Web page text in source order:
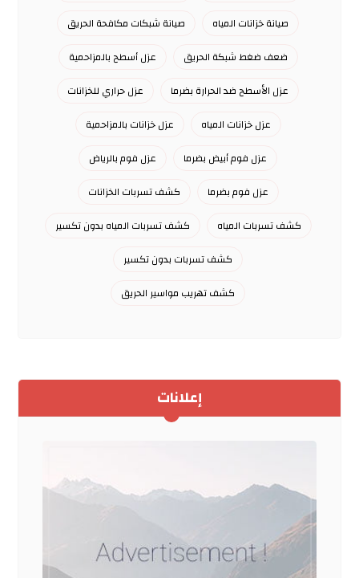
صيانة خزانات المياه
صيانة شبكات مكافحة الحريق
ضعف ضغط شبكة الحريق
عزل أسطح بالمزاحمية
عزل الأسطح ضد الحرارة بضرما
عزل حراري للخزانات
عزل خزانات المياه
عزل خزانات بالمزاحمية
عزل فوم أبيض بضرما
عزل فوم بالرياض
عزل فوم بضرما
كشف تسربات الخزانات
كشف تسربات المياه
كشف تسربات المياه بدون تكسير
كشف تسربات بدون تكسير
كشف تهريب مواسير الحريق
إعلانات